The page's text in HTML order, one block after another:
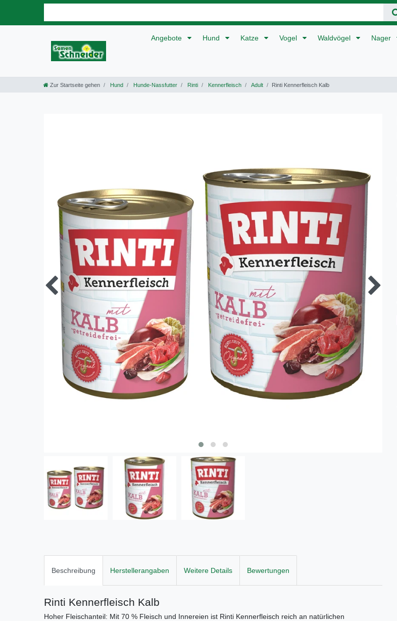
Angebote Hund Katze Vogel Waldvögel Nager
Zur Startseite gehen Hund Hunde-Nassfutter Rinti Kennerfleisch Adult Rinti Kennerfleisch Kalb
Beschreibung Herstellerangaben Weitere Details Bewertungen
Rinti Kennerfleisch Kalb
Hoher Fleischanteil: Mit 70 % Fleisch und Innereien ist Rinti Kennerfleisch reich an natürlichen